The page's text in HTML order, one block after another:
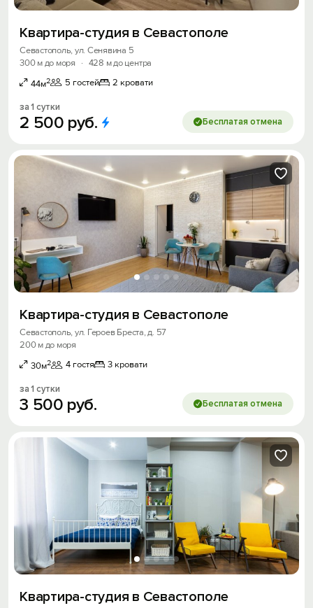
Квартира-студия в Севастополе
Севастополь, ул. Сенявина 5
300 м до моря
· 428 м до центра
44м2 5 гостей 2 кровати
за 1 сутки
2 500 руб. Бесплатая отмена
Квартира-студия в Севастополе
Севастополь, ул. Героев Бреста, д. 57
200 м до моря
30м2 4 гостя 3 кровати
за 1 сутки
3 500 руб. Бесплатая отмена
Квартира-студия в Севастополе